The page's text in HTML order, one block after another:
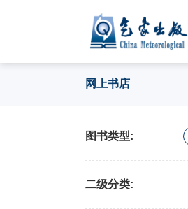
网上书店
图书类型:
二级分类: